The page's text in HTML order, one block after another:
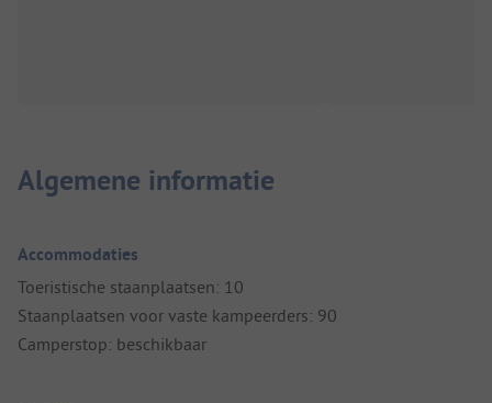
Algemene informatie
Accommodaties
Toeristische staanplaatsen: 10
Staanplaatsen voor vaste kampeerders: 90
Camperstop: beschikbaar